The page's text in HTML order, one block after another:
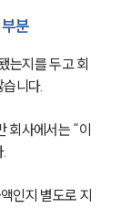
분
는지를 두고 회
니다.
회사에서는 “이
인지 별도로 지